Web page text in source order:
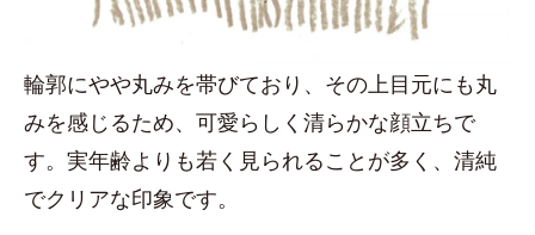
輪郭にやや丸みを帯びており、その上目元にも丸
みを感じるため、可愛らしく清らかな顔立ちで
す。実年齢よりも若く見られることが多く、清純
でクリアな印象です。